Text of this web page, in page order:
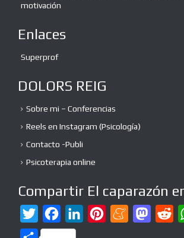
motivación
Enlaces
Superprof
DOLORS REIG
Sobre mi – Conferencias
Reels en Instagram (Psicología)
Contacto -Publi
Psicoterapia online
Compartir El caparazón
w
a
M
M